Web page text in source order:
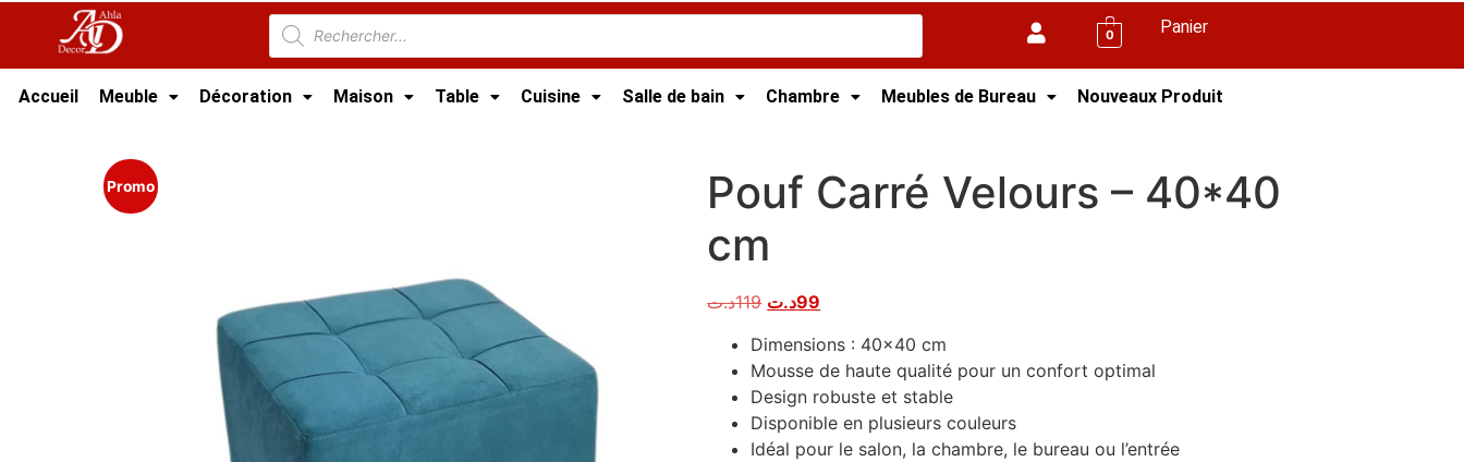
0 Panier
Accueil Meuble Décoration Maison Table Cuisine Salle de bain Chambre Meubles de Bureau Nouveaux Produit
Promo
Pouf Carré Velours – 40*40
cm
119د.ت 99د.ت
Dimensions : 40×40 cm
Mousse de haute qualité pour un confort optimal
Design robuste et stable
Disponible en plusieurs couleurs
Idéal pour le salon, la chambre, le bureau ou l’entrée